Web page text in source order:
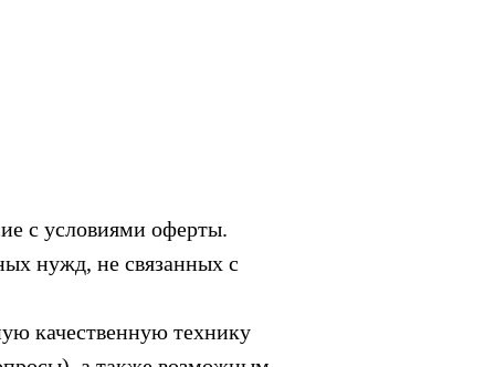
с условиями оферты.
нужд, не связанных с
качественную технику